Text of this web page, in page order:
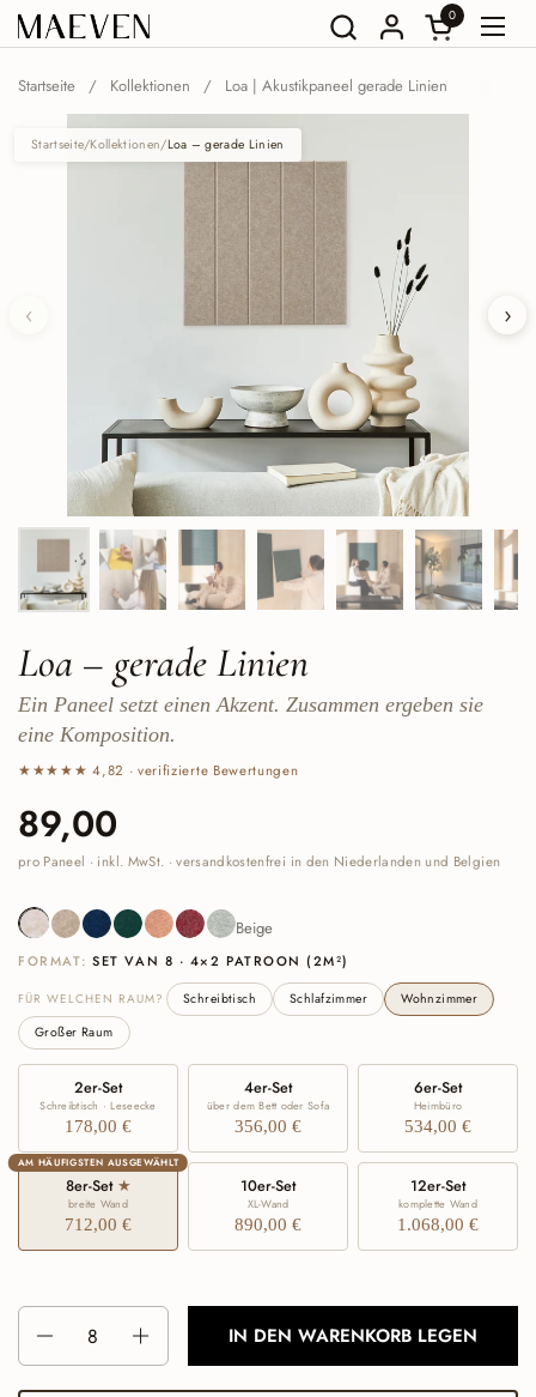
Zum Inhalt springen Warenkorb
0
Startseite / Kollektionen / Loa | Akustikpaneel gerade Linien
Startseite/Kollektionen/Loa – gerade Linien
‹ ›
Loa – gerade Linien
Ein Paneel setzt einen Akzent. Zusammen ergeben sie
eine Komposition.
★★★★★ 4,82 · verifizierte Bewertungen
Preis:
89,00
pro Paneel · inkl. MwSt. · versandkostenfrei in den Niederlanden und Belgien
BeigeSandNavyDeep Green
CognacBurgundySage Green
Beige
FORMAT:SET VAN 8 · 4×2 PATROON (2M²)
FÜR WELCHEN RAUM? Schreibtisch Schlafzimmer
Wohnzimmer
Großer Raum
2er-Set
Schreibtisch · Leseecke
178,00 €
4er-Set
über dem Bett oder Sofa
356,00 €
6er-Set
Heimbüro
534,00 €
AM HÄUFIGSTEN AUSGEWÄHLT
8er-Set ★
breite Wand
712,00 €
10er-Set
XL-Wand
890,00 €
12er-Set
komplette Wand
1.068,00 €
Anzahl
IN DEN WARENKORB LEGEN